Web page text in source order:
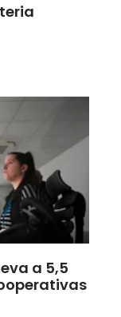
a 5,5